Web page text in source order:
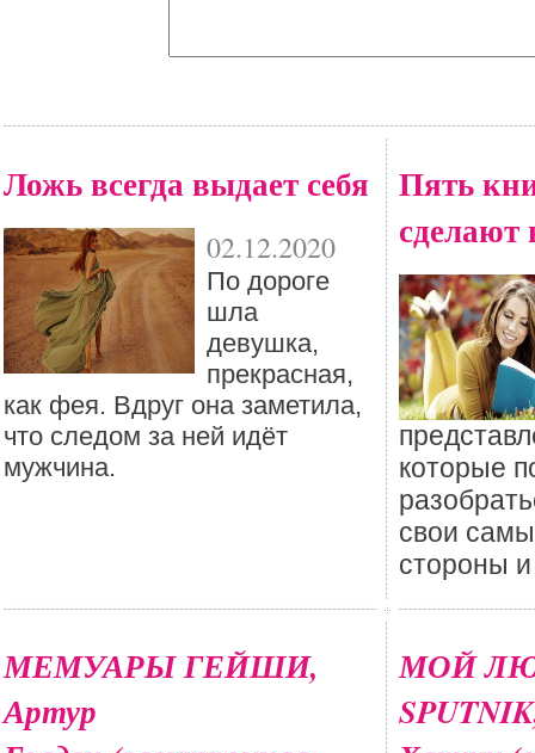
Ложь всегда выдает себя
02.12.2020
По дороге
шла
девушка,
прекрасная,
как фея. Вдруг она заметила,
что следом за ней идёт
мужчина.
Пять
сделают
которые
свои
стороны
МЕМУАРЫ ГЕЙШИ,
Артур
МОЙ